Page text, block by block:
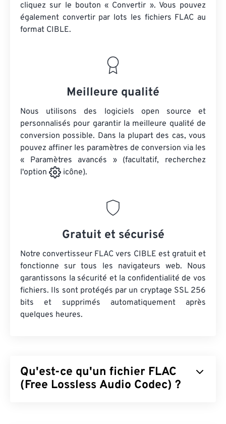
cliquez sur le bouton « Convertir ». Vous pouvez
également convertir par lots les fichiers FLAC au
format CIBLE.
Meilleure qualité
Nous utilisons des logiciels open source et
personnalisés pour garantir la meilleure qualité de
conversion possible. Dans la plupart des cas, vous
pouvez affiner les paramètres de conversion via les
« Paramètres avancés » (facultatif, recherchez
l'option
icône).
Gratuit et sécurisé
Notre convertisseur FLAC vers CIBLE est gratuit et
fonctionne sur tous les navigateurs web. Nous
garantissons la sécurité et la confidentialité de vos
fichiers. Ils sont protégés par un cryptage SSL 256
bits et supprimés automatiquement après
quelques heures.
Qu'est-ce qu'un fichier FLAC
(Free Lossless Audio Codec) ?